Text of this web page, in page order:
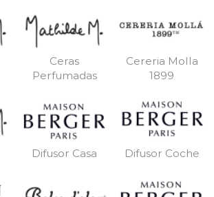
Ceras
Perfumadas
Cereria Molla
1899
Difusor Casa Difusor Coche